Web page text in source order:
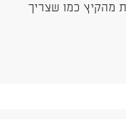
מהקיץ כמו שצריך